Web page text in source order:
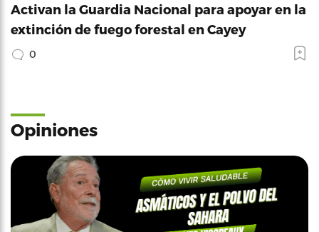
Activan la Guardia Nacional para apoyar en la
extinción de fuego forestal en Cayey
0
Opiniones